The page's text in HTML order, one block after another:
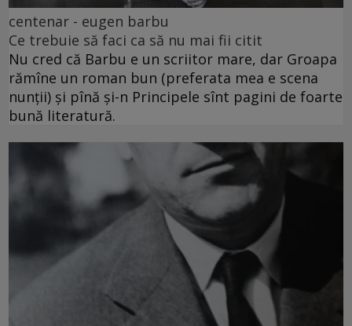
centenar - eugen barbu
Ce trebuie să faci ca să nu mai fii citit
Nu cred că Barbu e un scriitor mare, dar Groapa
rămîne un roman bun (preferata mea e scena
nunții) și pînă și-n Principele sînt pagini de foarte
bună literatură.